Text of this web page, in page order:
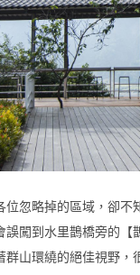
位忽略掉的區域，卻
誤闖到水里鵲橋旁的
群山環繞的絕佳視野